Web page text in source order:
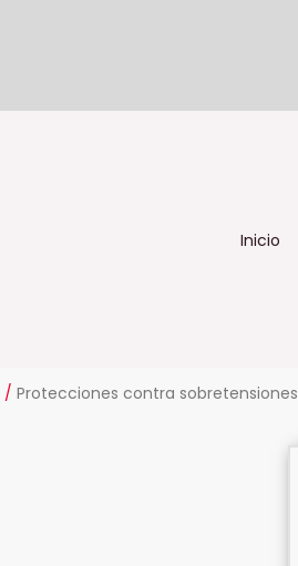
Inicio
/ Protecciones contra sobretensiones